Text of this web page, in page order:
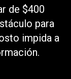
de $400
para
impida a